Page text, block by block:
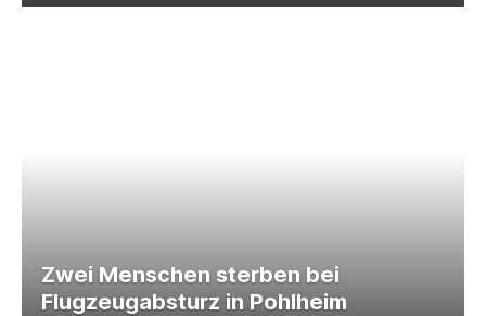
Zwei Menschen sterben bei
Flugzeugabsturz in Pohlheim